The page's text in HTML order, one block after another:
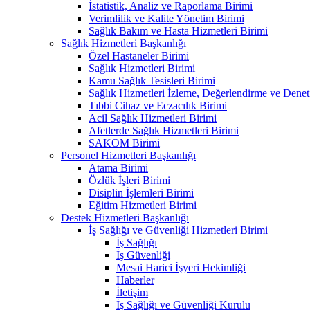
İstatistik, Analiz ve Raporlama Birimi
Verimlilik ve Kalite Yönetim Birimi
Sağlık Bakım ve Hasta Hizmetleri Birimi
Sağlık Hizmetleri Başkanlığı
Özel Hastaneler Birimi
Sağlık Hizmetleri Birimi
Kamu Sağlık Tesisleri Birimi
Sağlık Hizmetleri İzleme, Değerlendirme ve
Tıbbi Cihaz ve Eczacılık Birimi
Acil Sağlık Hizmetleri Birimi
Afetlerde Sağlık Hizmetleri Birimi
SAKOM Birimi
Personel Hizmetleri Başkanlığı
Atama Birimi
Özlük İşleri Birimi
Disiplin İşlemleri Birimi
Eğitim Hizmetleri Birimi
Destek Hizmetleri Başkanlığı
İş Sağlığı ve Güvenliği Hizmetleri Birimi
İş Sağlığı
İş Güvenliği
Mesai Harici İşyeri Hekimliği
Haberler
İletişim
İş Sağlığı ve Güvenliği Kurulu